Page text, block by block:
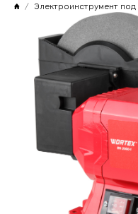
Электроинструмент под